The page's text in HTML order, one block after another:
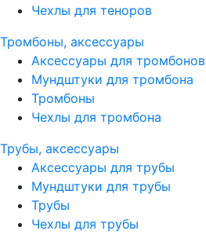
Чехлы для теноров
Тромбоны, аксессуары
Аксессуары для тромбонов
Мундштуки для тромбона
Тромбоны
Чехлы для тромбона
Трубы, аксессуары
Аксессуары для трубы
Мундштуки для трубы
Трубы
Чехлы для трубы